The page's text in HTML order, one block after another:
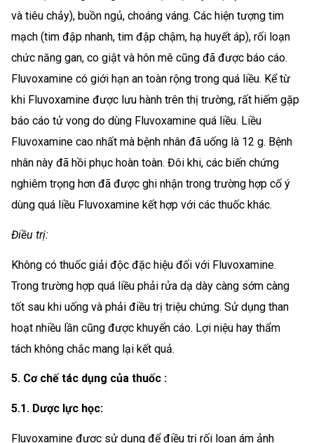
và tiêu chảy), buồn ngủ, choáng váng. Các hiện tượng tim
mạch (tim đập nhanh, tim đập chậm, hạ huyết áp), rối loạn
chức năng gan, co giật và hôn mê cũng đã được báo cáo.
Fluvoxamine có giới hạn an toàn rộng trong quá liều. Kể từ
khi Fluvoxamine được lưu hành trên thị trường, rất hiếm gặp
báo cáo tử vong do dùng Fluvoxamine quá liều. Liều
Fluvoxamine cao nhất mà bệnh nhân đã uống là 12 g. Bệnh
nhân này đã hồi phục hoàn toàn. Đôi khi, các biến chứng
nghiêm trọng hơn đã được ghi nhận trong trường hợp cố ý
dùng quá liều Fluvoxamine kết hợp với các thuốc khác.
Điều trị:
Không có thuốc giải độc đặc hiệu đối với Fluvoxamine.
Trong trường hợp quá liều phải rửa dạ dày càng sớm càng
tốt sau khi uống và phải điều trị triệu chứng. Sử dụng than
hoạt nhiều lần cũng được khuyến cáo. Lợi niệu hay thẩm
tách không chắc mang lại kết quả.
5. Cơ chế tác dụng của thuốc :
5.1. Dược lực học:
Fluvoxamine được sử dụng để điều trị rối loạn ám ảnh